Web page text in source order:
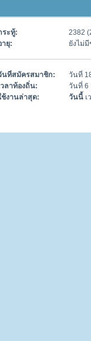
tookonepost999
ระทู้:
2382
ายุ:
ยังไม่
นที่สมัครสมาชิก:
วันที่
วลาท้องถิ่น:
วันที่ 6
ช้งานล่าสุด:
วันนี้ เ